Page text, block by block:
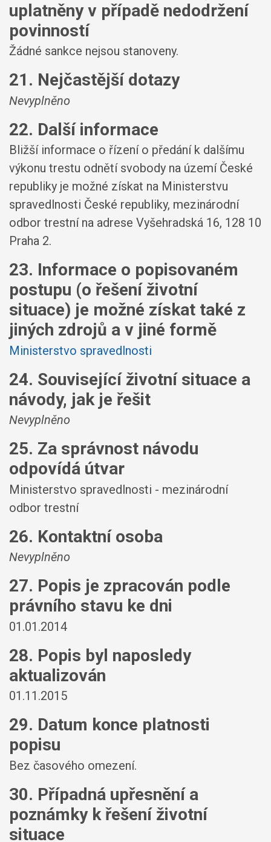
uplatněny v případě nedodržení
povinností
Žádné sankce nejsou stanoveny.
21. Nejčastější dotazy
Nevyplněno
22. Další informace
Bližší informace o řízení o předání k dalšímu
výkonu trestu odnětí svobody na území České
republiky je možné získat na Ministerstvu
spravedlnosti České republiky, mezinárodní
odbor trestní na adrese Vyšehradská 16, 128 10
Praha 2.
23. Informace o popisovaném
postupu (o řešení životní
situace) je možné získat také z
jiných zdrojů a v jiné formě
Ministerstvo spravedlnosti
24. Související životní situace a
návody, jak je řešit
Nevyplněno
25. Za správnost návodu
odpovídá útvar
Ministerstvo spravedlnosti - mezinárodní
odbor trestní
26. Kontaktní osoba
Nevyplněno
27. Popis je zpracován podle
právního stavu ke dni
01.01.2014
28. Popis byl naposledy
aktualizován
01.11.2015
29. Datum konce platnosti
popisu
Bez časového omezení.
30. Případná upřesnění a
poznámky k řešení životní
situace